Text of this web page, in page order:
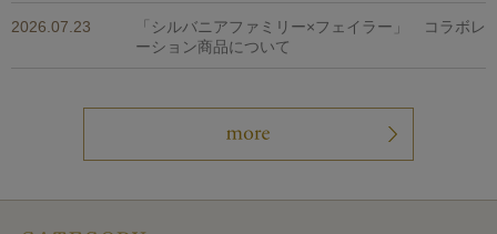
2026.07.23
「シルバニアファミリー×フェイラー」 コラボレ
ーション商品について